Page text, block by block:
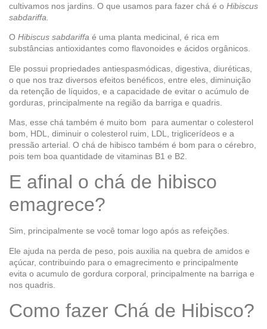
cultivamos nos jardins. O que usamos para fazer chá é o Hibiscus
sabdariffa.
O Hibiscus sabdariffa é uma planta medicinal, é rica em
substâncias antioxidantes como flavonoides e ácidos orgânicos.
Ele possui propriedades antiespasmódicas, digestiva, diuréticas,
o que nos traz diversos efeitos benéficos, entre eles, diminuição
da retenção de líquidos, e a capacidade de evitar o acúmulo de
gorduras, principalmente na região da barriga e quadris.
Mas, esse chá também é muito bom para aumentar o colesterol
bom, HDL, diminuir o colesterol ruim, LDL, triglicerídeos e a
pressão arterial. O chá de hibisco também é bom para o cérebro,
pois tem boa quantidade de vitaminas B1 e B2.
E afinal o chá de hibisco
emagrece?
Sim, principalmente se você tomar logo após as refeições.
Ele ajuda na perda de peso, pois auxilia na quebra de amidos e
açúcar, contribuindo para o emagrecimento e principalmente
evita o acumulo de gordura corporal, principalmente na barriga e
nos quadris.
Como fazer Chá de Hibisco?